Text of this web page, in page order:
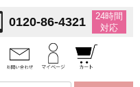
0120-86-4321
24時間
対応